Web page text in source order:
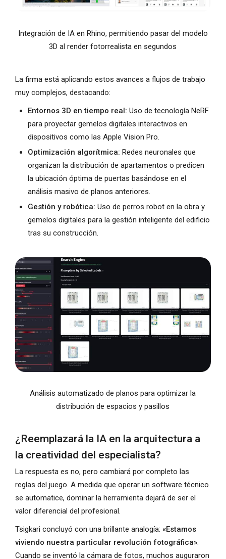
Integración de IA en Rhino, permitiendo pasar del modelo
3D al render fotorrealista en segundos
La firma está aplicando estos avances a flujos de trabajo
muy complejos, destacando:
Entornos 3D en tiempo real: Uso de tecnología NeRF
para proyectar gemelos digitales interactivos en
dispositivos como las Apple Vision Pro.
Optimización algorítmica: Redes neuronales que
organizan la distribución de apartamentos o predicen
la ubicación óptima de puertas basándose en el
análisis masivo de planos anteriores.
Gestión y robótica: Uso de perros robot en la obra y
gemelos digitales para la gestión inteligente del edificio
tras su construcción.
Análisis automatizado de planos para optimizar la
distribución de espacios y pasillos
¿Reemplazará la IA en la arquitectura a
la creatividad del especialista?
La respuesta es no, pero cambiará por completo las
reglas del juego. A medida que operar un software técnico
se automatice, dominar la herramienta dejará de ser el
valor diferencial del profesional.
Tsigkari concluyó con una brillante analogía:«Estamos
viviendo nuestra particular revolución fotográfica».
Cuando se inventó la cámara de fotos, muchos auguraron